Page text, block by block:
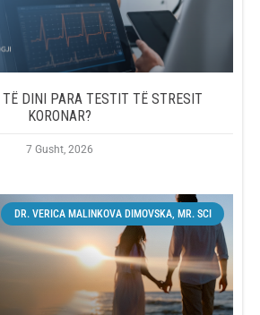
TË DINI PARA TESTIT TË STRESIT
KORONAR?
7 Gusht, 2026
DR. VERICA MALINKOVA DIMOVSKA, MR. SCI